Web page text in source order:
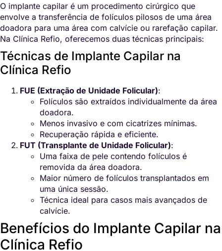
O implante capilar é um procedimento cirúrgico que
envolve a transferência de folículos pilosos de uma área
doadora para uma área com calvície ou rarefação capilar.
Na Clínica Refio, oferecemos duas técnicas principais:
Técnicas de Implante Capilar na
Clínica Refio
FUE (Extração de Unidade Folicular):
Folículos são extraídos individualmente da área
doadora.
Menos invasivo e com cicatrizes mínimas.
Recuperação rápida e eficiente.
FUT (Transplante de Unidade Folicular):
Uma faixa de pele contendo folículos é
removida da área doadora.
Maior número de folículos transplantados em
uma única sessão.
Técnica ideal para casos mais avançados de
calvície.
Benefícios do Implante Capilar na
Clínica Refio